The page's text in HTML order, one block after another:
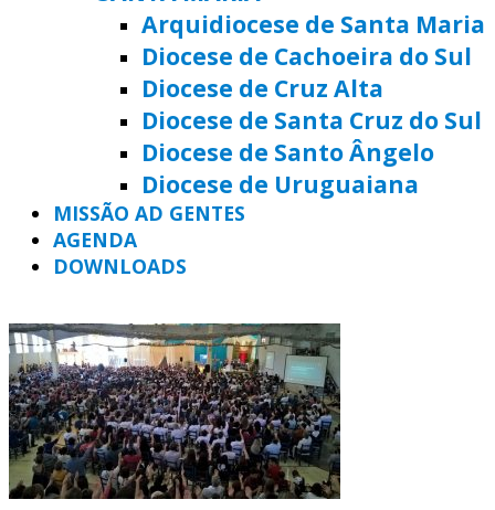
Arquidiocese de Santa Maria
Diocese de Cachoeira do Sul
Diocese de Cruz Alta
Diocese de Santa Cruz do Sul
Diocese de Santo Ângelo
Diocese de Uruguaiana
MISSÃO AD GENTES
AGENDA
DOWNLOADS